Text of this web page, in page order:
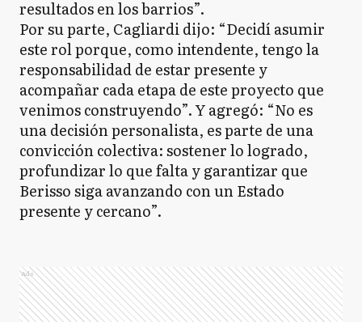
resultados en los barrios”.
Por su parte, Cagliardi dijo: “Decidí asumir
este rol porque, como intendente, tengo la
responsabilidad de estar presente y
acompañar cada etapa de este proyecto que
venimos construyendo”. Y agregó: “No es
una decisión personalista, es parte de una
convicción colectiva: sostener lo logrado,
profundizar lo que falta y garantizar que
Berisso siga avanzando con un Estado
presente y cercano”.
Ads